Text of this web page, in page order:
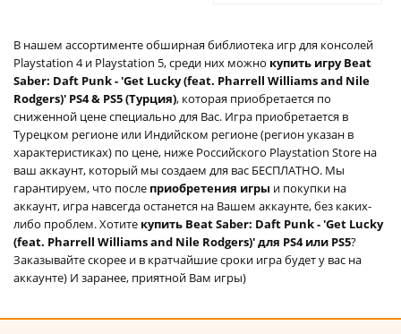
В нашем ассортименте обширная библиотека игр для консолей
Playstation 4 и Playstation 5, среди них можно купить игру Beat
Saber: Daft Punk - 'Get Lucky (feat. Pharrell Williams and Nile
Rodgers)' PS4 & PS5 (Турция), которая приобретается по
сниженной цене специально для Вас. Игра приобретается в
Турецком регионе или Индийском регионе (регион указан в
характеристиках) по цене, ниже Российского Playstation Store на
ваш аккаунт, который мы создаем для вас БЕСПЛАТНО. Мы
гарантируем, что после приобретения игры и покупки на
аккаунт, игра навсегда останется на Вашем аккаунте, без каких-
либо проблем. Хотите купить Beat Saber: Daft Punk - 'Get Lucky
(feat. Pharrell Williams and Nile Rodgers)' для PS4 или PS5?
Заказывайте скорее и в кратчайшие сроки игра будет у вас на
аккаунте) И заранее, приятной Вам игры)